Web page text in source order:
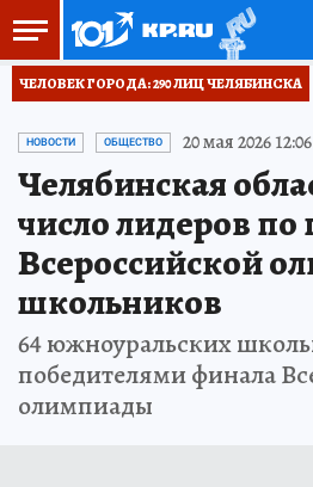
ЧЕЛОВЕК ГОРОДА: 290 ЛИЦ ЧЕЛЯБИНСКА
НОВОСТИ ОБЩЕСТВО 20 мая 2026 12:06
Челябинская
число лидеров по
Всероссийской
школьников
64 южноуральских
победителями финала
олимпиады